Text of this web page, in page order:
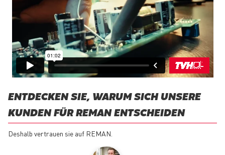
ENTDECKEN SIE, WARUM SICH UNSERE
KUNDEN FÜR REMAN ENTSCHEIDEN
Deshalb vertrauen sie auf REMAN.